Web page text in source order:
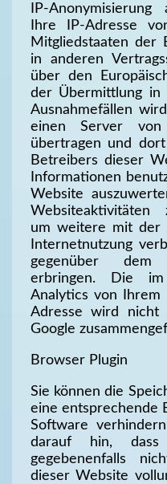
IP-
Ihre IP-Adresse
Mitgliedstaaten der
in anderen
über den
der Übermittlung
Ausnahmefällen
einen Server
übertragen und
Betreibers dieser
Informationen
Website
Websiteaktivitäten
um weitere mit der
Internetnutzung
gegenüber dem
erbringen. Die
Analytics von
Adresse wird
Google
Browser Plugin
Sie können die
eine entsprechende
Software
darauf hin,
gegebenenfalls
dieser Website